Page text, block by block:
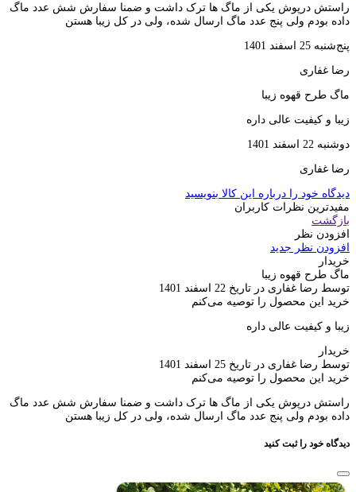
راستش درپوش یکی از ماگ ها ترک داشت و ضمنا سفارش شش عدد ماگ
داده بودم ولی پنج عدد ماگ ارسال شده، ولی در کل زیبا هستن
پنج‌شنبه 25 اسفند 1401
رضا غفاری
ماگ طرح قهوه زیبا
زیبا و کیفیت عالی داره
دوشنبه 22 اسفند 1401
رضا غفاری
دیدگاه خود را درباره این کالا بنویسید
مفیدترین نظرات کاربران
بازگشت
افزودن نظر
افزودن نظر جدید
خریدار
ماگ طرح قهوه زیبا
توسط رضا غفاری در تاریخ 22 اسفند 1401
خرید این محصول را توصیه می‌کنم
زیبا و کیفیت عالی داره
خریدار
توسط رضا غفاری در تاریخ 25 اسفند 1401
خرید این محصول را توصیه می‌کنم
راستش درپوش یکی از ماگ ها ترک داشت و ضمنا سفارش شش عدد ماگ
داده بودم ولی پنج عدد ماگ ارسال شده، ولی در کل زیبا هستن
دیدگاه خود را ثبت کنید